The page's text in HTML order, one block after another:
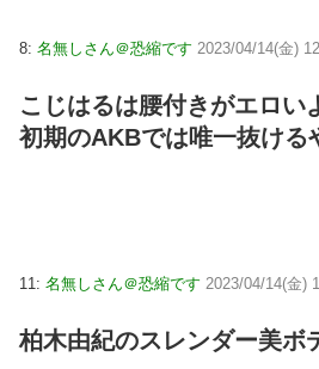
8: 名無しさん＠恐縮です 2023/04/14(金)
こじはるは腰付きがエロい
初期のAKBでは唯一抜ける
11: 名無しさん＠恐縮です 2023/04/14(金)
柏木由紀のスレンダー美ボ